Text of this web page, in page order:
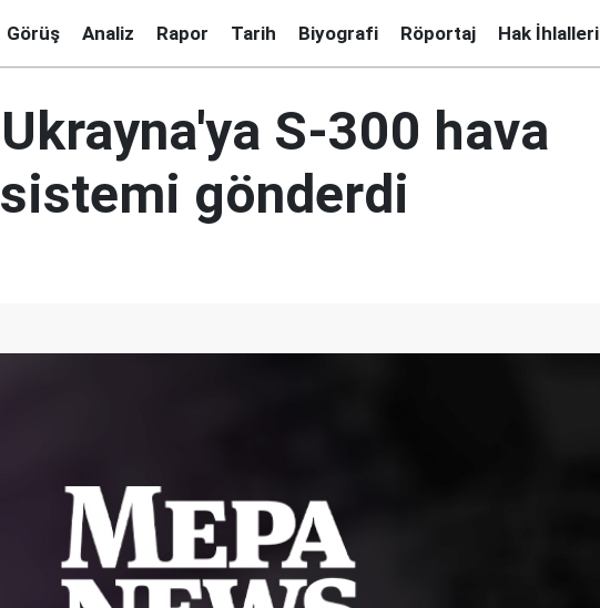
Görüş Analiz Rapor Tarih Biyografi Röportaj Hak İhlalleri
S-300 hava
gönderdi